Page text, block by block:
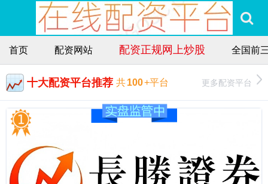
首页 配资网站 配资正规网上炒股 全国前
十大配资平台推荐 共100+平台 更多配资平台